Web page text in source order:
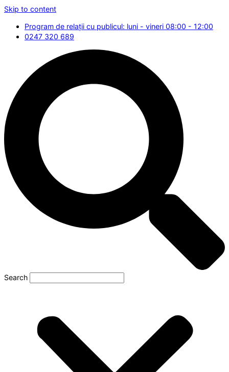
Skip to content
Program de relații cu publicul: luni - vineri 08:00 - 12:00
0247 320 689
Search